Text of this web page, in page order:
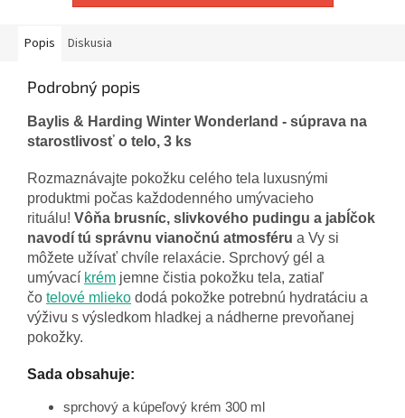
Popis Diskusia
Podrobný popis
Baylis & Harding Winter Wonderland - súprava na
starostlivosť o telo, 3 ks
Rozmaznávajte pokožku celého tela luxusnými
produktmi počas každodenného umývacieho
rituálu! Vôňa brusníc, slivkového pudingu a jabĺčok
navodí tú správnu vianočnú atmosféru a Vy si
môžete užívať chvíle relaxácie. Sprchový gél a
umývací krém jemne čistia pokožku tela, zatiaľ
čo telové mlieko dodá pokožke potrebnú hydratáciu a
výživu s výsledkom hladkej a nádherne prevoňanej
pokožky.
Sada obsahuje:
sprchový a kúpeľový krém 300 ml